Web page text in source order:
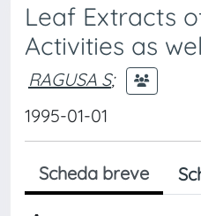
Leaf Extracts
Activities as
RAGUSA S;
1995-01-01
Scheda breve